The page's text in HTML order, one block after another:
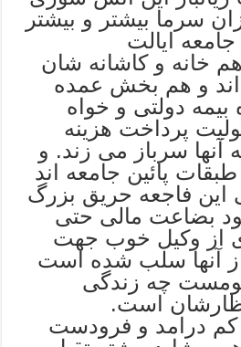
سرما بیشتر و بیشتر
ایالت
خانه و کاشانه شان
و هم بخش عمده
دولتی و خواه
پرداخت هزینه
آنها سرباز می زند. و
پائین جامعه اند
این فاجعه حریق بزرگ
بضاعت مالی حتی
از وکیل خوب جهت
آنها سلب شده است
چه زندگی
است.
کم درامد و فرودست